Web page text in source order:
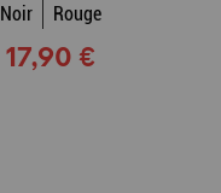
Noir Rouge
17,90 €